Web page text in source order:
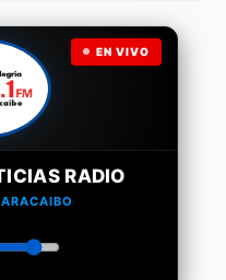
EN VIVO
RADIO